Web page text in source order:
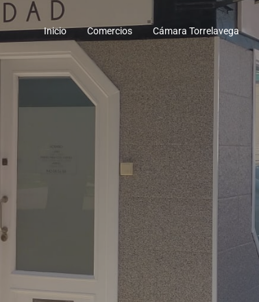
Inicio Comercios Cámara Torrelavega